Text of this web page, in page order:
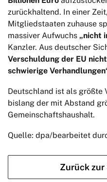
zurückhaltend. In einer
Mitgliedstaaten zuhause
massiver Aufwuchs „nicht
Kanzler. Aus deutscher
Verschuldung der EU
schwierige
Deutschland ist als größte
bislang der mit Abstand
Gemeinschaftshaushalt.
Quelle: dpa/bearbeitet
Zurück